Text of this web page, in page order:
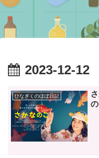
2023-12-12
ひなぎくのほぼ日記
の